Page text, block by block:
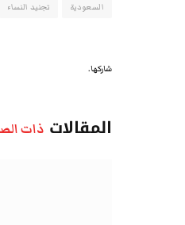
السعودية تجنيد النساء
شاركها.
المقالات ذات